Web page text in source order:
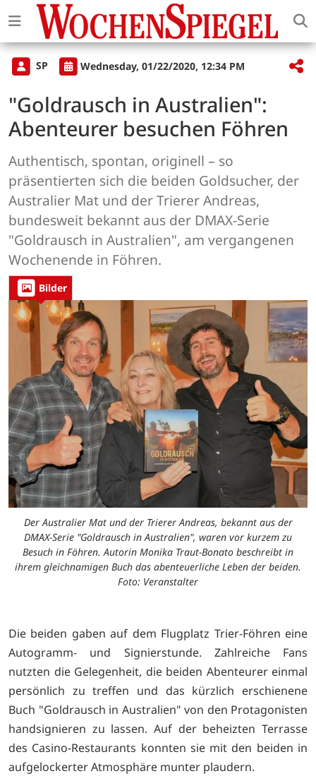
SP Wednesday, 01/22/2020, 12:34 PM
"Goldrausch in Australien":
Abenteurer besuchen Föhren
Authentisch, spontan, originell – so
präsentierten sich die beiden Goldsucher, der
Australier Mat und der Trierer Andreas,
bundesweit bekannt aus der DMAX-Serie
"Goldrausch in Australien", am vergangenen
Wochenende in Föhren.
Bilder
Der Australier Mat und der Trierer Andreas, bekannt aus der
DMAX-Serie "Goldrausch in Australien", waren vor kurzem zu
Besuch in Föhren. Autorin Monika Traut-Bonato beschreibt in
ihrem gleichnamigen Buch das abenteuerliche Leben der beiden.
Foto: Veranstalter
Die beiden gaben auf dem Flugplatz Trier-Föhren eine
Autogramm- und Signierstunde. Zahlreiche Fans
nutzten die Gelegenheit, die beiden Abenteurer einmal
persönlich zu treffen und das kürzlich erschienene
Buch "Goldrausch in Australien" von den Protagonisten
handsignieren zu lassen. Auf der beheizten Terrasse
des Casino-Restaurants konnten sie mit den beiden in
aufgelockerter Atmosphäre munter plaudern.